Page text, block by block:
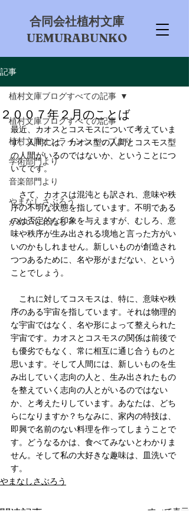
​合同会社植村文庫
UEMURABUNKO
記事
植村文庫ブログすべての記事
植村文庫オンラインショップより
学術部門より
音楽部門より
やまなしさぶろう
かめいしわたる
植村文庫ブログすべての記事
２００７年２月のことば
最近、カオスとコスモスについて考えていま
す。人間には、カオス型の人間とコスモス型
の人間がいるのではないか、ということにつ
いてです。
さて、カオスは混沌とも訳され、意味や秩
序の不明な状態を指しています。不明である
のは否定的な印象を与えますが、むしろ、意
味や秩序が生み出される境地と言った方がい
いのかもしれません。新しいものが創造され
つつあるために、名や形がまだない、という
ことでしょう。
これに対してコスモスは、特に、意味や秩
序のある宇宙を指しています。それは物理的
な宇宙ではなく、名や形によって整えられた
宇宙です。カオスとコスモスの関係は前後で
も優劣でもなく、常に相互に通じ合うものと
思います。そして人間には、新しいものを生
み出していく志向の人と、生み出されたもの
を整えていく志向の人とがいるのではない
か、と考えたりしています。あなたは、どち
らになりますか？ちなみに、家内の特技は、
即興で名前のない料理を作ってしまうことで
す。どうなるかは、食べてみないとわかりま
せん。そして私の大好きな趣味は、皿洗いで
す。
やまなしさぶろう
関連記事 すべて表示